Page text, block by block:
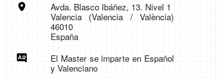
Avda. Blasco Ibáñez, 13. Nivel 1
Valencia (Valencia / València)
46010
España
El Master se imparte en Español
y Valenciano